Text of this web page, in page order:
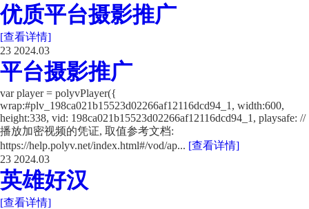
优质平台摄影推广
[查看详情]
23 2024.03
平台摄影推广
var player = polyvPlayer({
wrap:#plv_198ca021b15523d02266af12116dcd94_1, width:600,
height:338, vid: 198ca021b15523d02266af12116dcd94_1, playsafe: //
播放加密视频的凭证, 取值参考文档:
https://help.polyv.net/index.html#/vod/ap... [查看详情]
23 2024.03
英雄好汉
[查看详情]